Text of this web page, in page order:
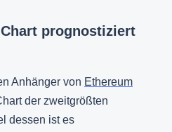
prognostiziert
Anhänger von Ethereum
der zweitgrößten
dessen ist es